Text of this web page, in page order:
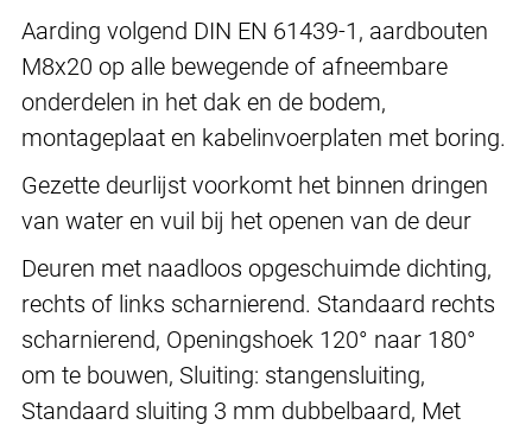
Aarding volgend DIN EN 61439-1, aardbouten
M8x20 op alle bewegende of afneembare
onderdelen in het dak en de bodem,
montageplaat en kabelinvoerplaten met boring.
Gezette deurlijst voorkomt het binnen dringen
van water en vuil bij het openen van de deur
Deuren met naadloos opgeschuimde dichting,
rechts of links scharnierend. Standaard rechts
scharnierend, Openingshoek 120° naar 180°
om te bouwen, Sluiting: stangensluiting,
Standaard sluiting 3 mm dubbelbaard, Met